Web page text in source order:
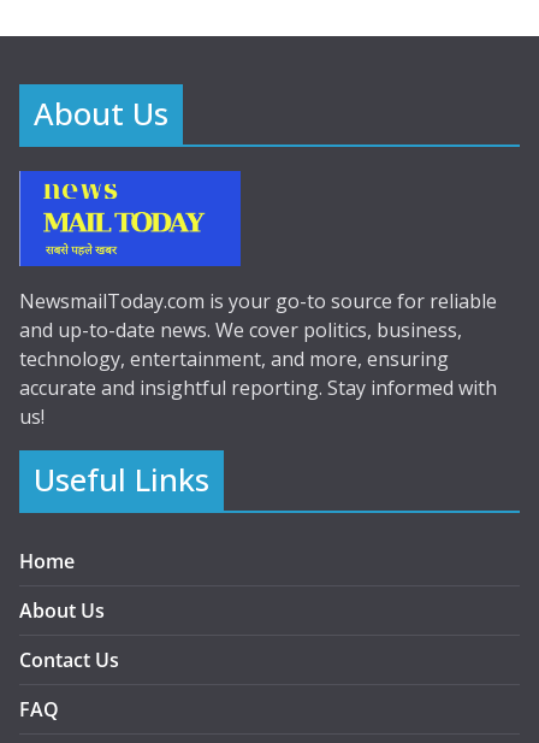
About Us
NewsmailToday.com is your go-to source for reliable
and up-to-date news. We cover politics, business,
technology, entertainment, and more, ensuring
accurate and insightful reporting. Stay informed with
us!
Useful Links
Home
About Us
Contact Us
FAQ